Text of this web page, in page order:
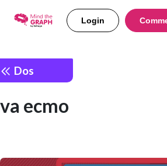
Login
Dos
va ecmo